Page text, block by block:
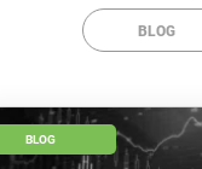
BLOG
BLOG